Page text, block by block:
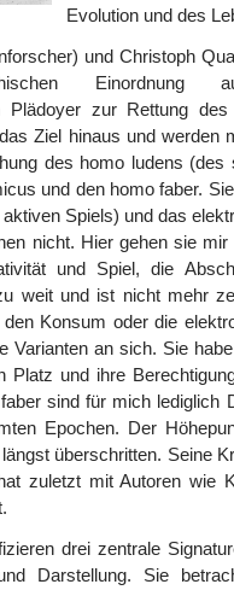
Evolution und des
und Christoph
Plädoyer zur Rettung
Ziel hinaus und werden
des homo ludens (des
und den homo faber.
Spiels) und das
nicht. Hier gehen sie
und Spiel, die
weit und ist nicht mehr
Konsum oder die
Varianten an sich. Sie
Platz und ihre
sind für mich lediglich
Epochen. Der
überschritten. Seine
zuletzt mit Autoren wie
drei zentrale
Darstellung. Sie